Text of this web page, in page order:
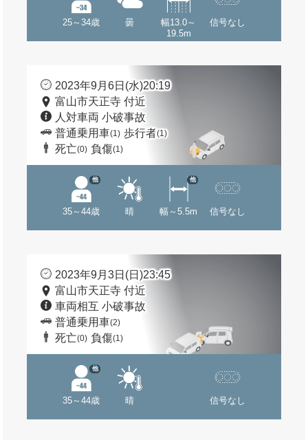
25～34歳 曇
幅13.0～
19.5m
信号なし
2023年9月6日(水)20:19
富山市天正寺 付近
人対車両 小破事故
普通乗用車(1) 歩行者(1)
死亡(0) 負傷(1)
35～44歳
他
晴 幅～5.5m
他
信号なし
2023年9月3日(日)23:45
富山市天正寺 付近
車両相互 小破事故
普通乗用車(2)
死亡(0) 負傷(1)
35～44歳
他
晴 信号なし